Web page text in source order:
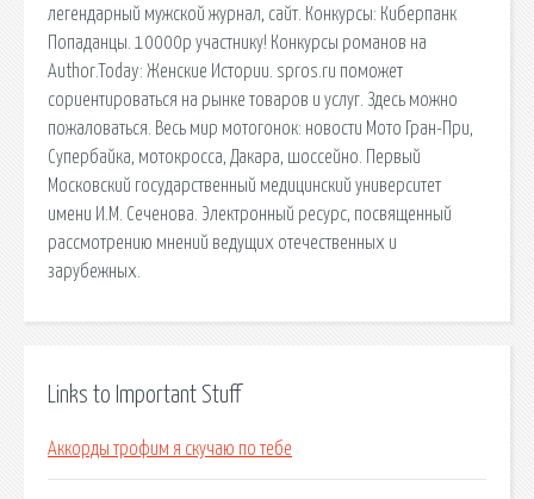
легендарный мужской журнал, сайт. Конкурсы: Киберпанк
Попаданцы. 10000р участнику! Конкурсы романов на
Author.Today: Женские Истории. spros.ru поможет
cориентироваться на рынке товаров и услуг. Здесь можно
пожаловаться. Весь мир мотогонок: новости Мото Гран-При,
Супербайка, мотокросса, Дакара, шоссейно. Первый
Московский государственный медицинский университет
имени И.М. Сеченова. Электронный ресурс, посвященный
рассмотрению мнений ведущих отечественных и
зарубежных.
Links to Important Stuff
Аккорды трофим я скучаю по тебе